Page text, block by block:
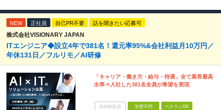
NEW 正社員 自己PR不要 話を聞きたい応募可
株式会社VISIONARY JAPAN
ITエンジニア◆設立4年で381名！還元率95%&会社利益月10万円／
年休131日／フルリモ／AI研修
「キャリア・働き方・給与・待遇」全て業界最高
水準⇒入社した381名全員が希望を実現
未経験歓迎 学歴不問 ベテランOK